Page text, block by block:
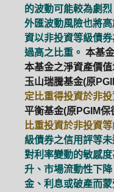
的波動可能較為劇
外匯波動風險也將
資以非投資等級債
過高之比重。 本基
本基金之淨資產價
玉山瑞騰基金(原
定比重得投資於非
平衡基金(原PGIM保
比重投資於非投資
級債券之信用評等
對利率變動的敏感
升、市場流動性下
金、利息或破產而